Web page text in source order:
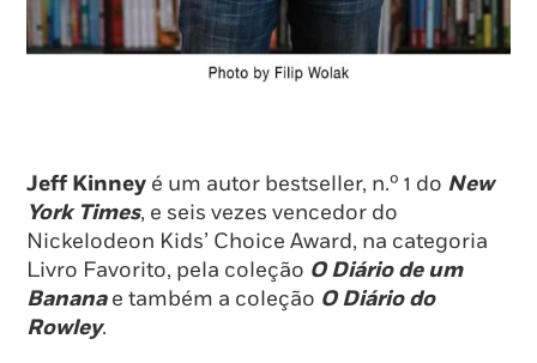
Jeff Kinney é um autor bestseller, n.º 1 do New
York Times, e seis vezes vencedor do
Nickelodeon Kids’ Choice Award, na categoria
Livro Favorito, pela coleção O Diário de um
Bananae também a coleção O Diário do
Rowley.